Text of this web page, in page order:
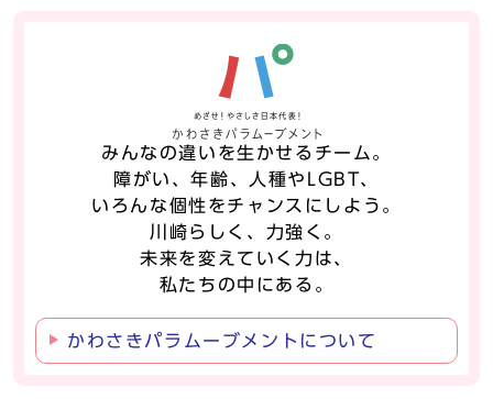
みんなの違いを生かせるチーム。
障がい、年齢、人種やLGBT、
いろんな個性をチャンスにしよう。
川崎らしく、力強く。
未来を変えていく力は、
私たちの中にある。
かわさきパラムーブメントについて